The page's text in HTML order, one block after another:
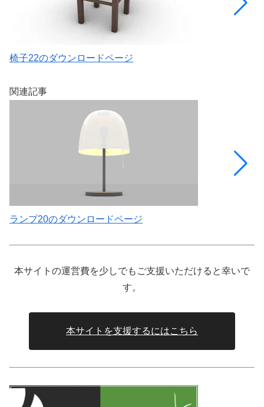
椅子22のダウンロードページ
関連記事
ランプ20のダウンロードページ
本サイトの運営費を少しでもご支援いただけると幸いで
す。
本サイトを支援するにはこちら